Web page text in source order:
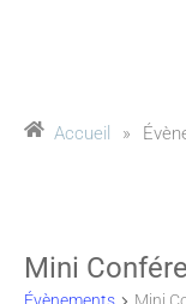
Accueil »
Mini